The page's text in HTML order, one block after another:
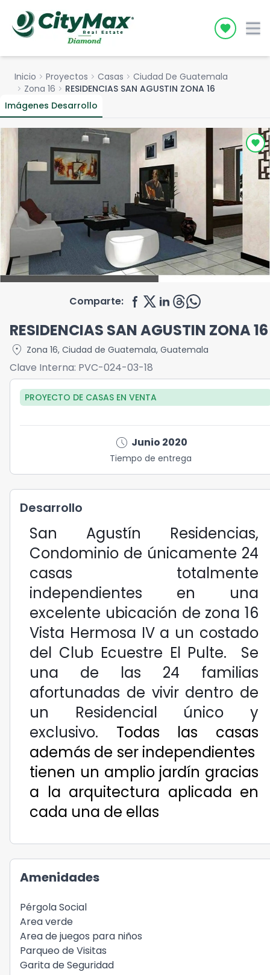
Icon
Inicio chevron_right Proyectos chevron_right Casas chevron_right Ciudad De Guatemala
chevron_right Zona 16 chevron_right RESIDENCIAS SAN AGUSTIN ZONA 16
Imágenes Desarrollo
Comparte:
RESIDENCIAS SAN AGUSTIN ZONA 16
location_on Zona 16, Ciudad de Guatemala, Guatemala
Clave Interna: PVC-024-03-18
PROYECTO DE CASAS EN VENTA
schedule Junio 2020
Tiempo de entrega
Desarrollo
San Agustín Residencias,
Condominio de únicamente 24
casas totalmente
independientes en una
excelente ubicación de zona 16
Vista Hermosa IV a un costado
del Club Ecuestre El Pulte. Se
una de las 24 familias
afortunadas de vivir dentro de
un Residencial único y
exclusivo. Todas las casas
además de ser independientes
tienen un amplio jardín gracias
a la arquitectura aplicada en
cada una de ellas
Amenidades
Pérgola Social
Area verde
Area de juegos para niños
Parqueo de Visitas
Garita de Seguridad